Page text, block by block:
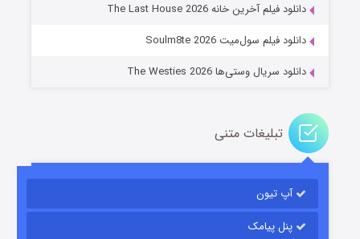
مردگان متحرک: شهر مرده ۳
دانلود فیلم آخرین خانه The Last House 2026
دانلود فیلم سول‌میت Soulm8te 2026
دانلود سریال وستی‌ها The Westies 2026
تبلیغات متنی
آپ تیون
پنل پیامک